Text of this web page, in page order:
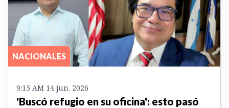
NACIONALES
9:15 AM 14 jun. 2026
'Buscó refugio en su oficina': esto pasó